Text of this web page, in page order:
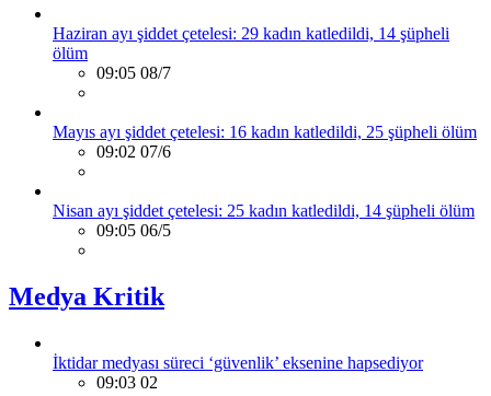
Haziran ayı şiddet çetelesi: 29 kadın katledildi, 14 şüpheli
ölüm
09:05 08/7
Mayıs ayı şiddet çetelesi: 16 kadın katledildi, 25 şüpheli ölüm
09:02 07/6
Nisan ayı şiddet çetelesi: 25 kadın katledildi, 14 şüpheli ölüm
09:05 06/5
Medya Kritik
İktidar medyası süreci ‘güvenlik’ eksenine hapsediyor
09:03 02